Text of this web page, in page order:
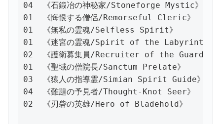
04  《石鍛冶の神秘家/Stoneforge Mystic》
01  《悔恨する僧侶/Remorseful Cleric》
01  《無私の霊魂/Selfless Spirit》
01  《迷宮の霊魂/Spirit of the Labyrinth》
02  《護衛募集員/Recruiter of the Guard》
01  《聖域の僧院長/Sanctum Prelate》
03  《猿人の指導霊/Simian Spirit Guide》
04  《難題の予見者/Thought-Knot Seer》
02  《刃砦の英雄/Hero of Bladehold》